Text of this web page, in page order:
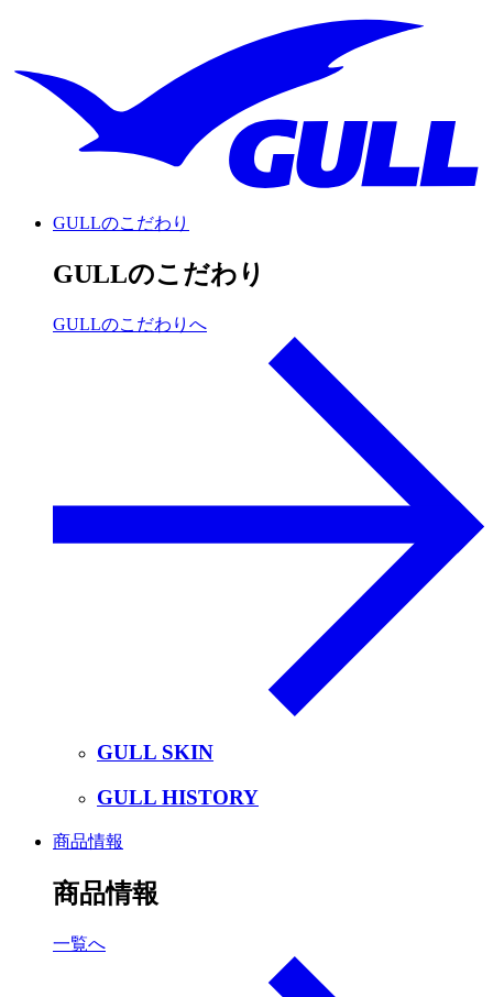
GULLのこだわり
GULLのこだわり
GULLのこだわりへ
GULL SKIN
GULL HISTORY
商品情報
商品情報
一覧へ